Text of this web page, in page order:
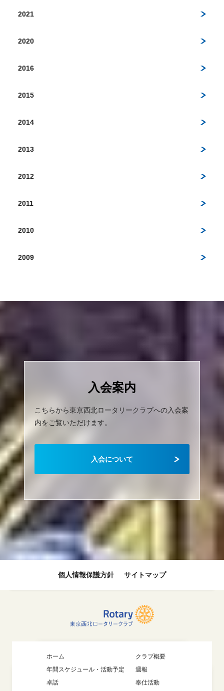
2021
2020
2016
2015
2014
2013
2012
2011
2010
2009
個人情報保護方針 サイトマップ
入会案内
こちらから東京西北ロータリークラブへの入会案
内をご覧いただけます。
入会について
ホーム
クラブ概要
年間スケジュール・活動予定
週報
卓話
奉仕活動